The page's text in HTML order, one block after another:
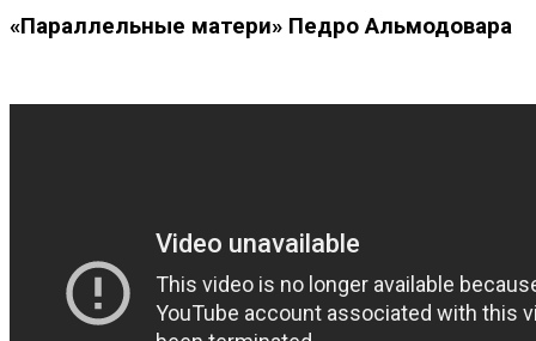
«Параллельные матери» Педро Альмодовара